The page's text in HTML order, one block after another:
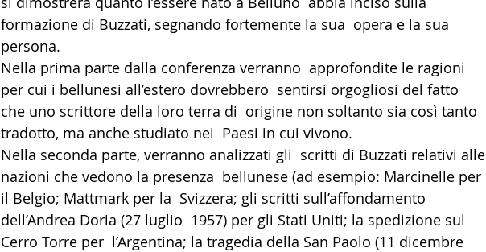
31 - ICE ISTITUTO COMMERCIO ESTERO 32 - MADE IN ITALY
formazione di Buzzati, segnando fortemente la sua  opera e la sua
persona.
Nella prima parte dalla conferenza verranno  approfondite le ragioni
per cui i bellunesi all’estero dovrebbero  sentirsi orgogliosi del fatto
che uno scrittore della loro terra di  origine non soltanto sia così tanto
tradotto, ma anche studiato nei  Paesi in cui vivono.
Nella seconda parte, verranno analizzati gli  scritti di Buzzati relativi alle
nazioni che vedono la presenza  bellunese (ad esempio: Marcinelle per
il Belgio; Mattmark per la  Svizzera; gli scritti sull’affondamento
dell’Andrea Doria (27 luglio  1957) per gli Stati Uniti; la spedizione sul
Cerro Torre per  l’Argentina; la tragedia della San Paolo (11 dicembre